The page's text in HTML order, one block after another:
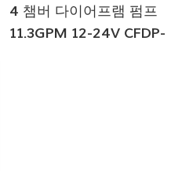
4 챔버 다이어프램 펌프
11.3GPM 12-24V CFDP-